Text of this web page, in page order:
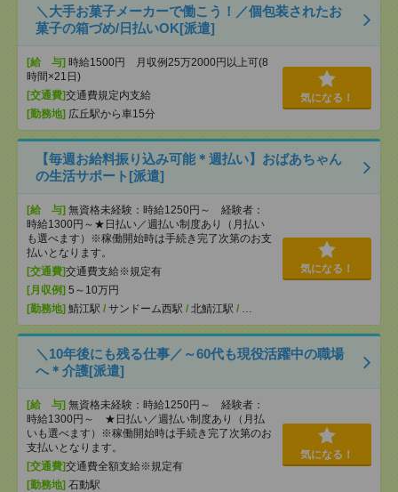
＼大手お菓子メーカーで働こう！／個包装されたお
菓子の箱づめ/日払いOK[派遣]
[給 与] 時給1500円 月収例25万2000円以上可(8
時間×21日)
[交通費]交通費規定内支給
[勤務地] 広丘駅から車15分
気になる！
【毎週お給料振り込み可能＊週払い】おばあちゃん
の生活サポート[派遣]
[給 与] 無資格未経験：時給1250円～ 経験者：
時給1300円～★日払い／週払い制度あり（月払い
も選べます）※稼働開始時は手続き完了次第のお支
払いとなります。
[交通費]交通費支給※規定有
[月収例] 5～10万円
[勤務地] 鯖江駅 / サンドーム西駅 / 北鯖江駅 / …
気になる！
＼10年後にも残る仕事／～60代も現役活躍中の職場
へ＊介護[派遣]
[給 与] 無資格未経験：時給1250円～ 経験者：
時給1300円～ ★日払い／週払い制度あり（月払
いも選べます）※稼働開始時は手続き完了次第のお
支払いとなります。
[交通費]交通費全額支給※規定有
[勤務地] 石動駅
気になる！